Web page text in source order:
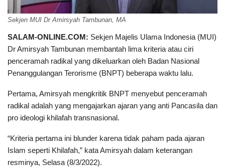
Sekjen MUI Dr Amirsyah Tambunan, MA
SALAM-ONLINE.COM: Sekjen Majelis Ulama Indonesia (MUI)
Dr Amirsyah Tambunan membantah lima kriteria atau ciri
penceramah radikal yang dikeluarkan oleh Badan Nasional
Penanggulangan Terorisme (BNPT) beberapa waktu lalu.
Pertama, Amirsyah mengkritik BNPT menyebut penceramah
radikal adalah yang mengajarkan ajaran yang anti Pancasila dan
pro ideologi khilafah transnasional.
“Kriteria pertama ini blunder karena tidak paham pada ajaran
Islam seperti Khilafah,” kata Amirsyah dalam keterangan
resminya, Selasa (8/3/2022).